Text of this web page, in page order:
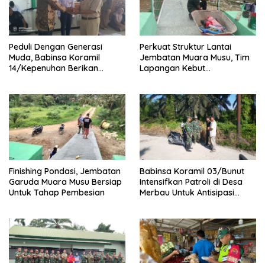
Peduli Dengan Generasi
Muda, Babinsa Koramil
14/Kepenuhan Berikan
Perkuat Struktur Lantai
Jembatan Muara Musu, Tim
Lapangan Kebut
Finishing Pondasi, Jembatan
Garuda Muara Musu Bersiap
Untuk Tahap Pembesian
Babinsa Koramil 03/Bunut
Intensifkan Patroli di Desa
Merbau Untuk Antisipasi